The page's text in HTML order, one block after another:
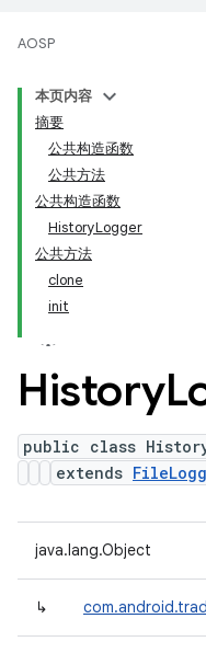
AOSP
本页内容
摘要
公共构造函数
公共方法
公共构造函数
HistoryLogger
公共方法
clone
init
History
public class
extends
java.lang.Object
↳